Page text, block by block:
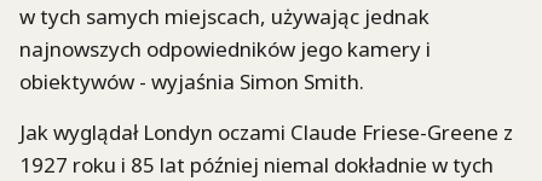
w tych samych miejscach, używając jednak
najnowszych odpowiedników jego kamery i
obiektywów - wyjaśnia Simon Smith.
Jak wyglądał Londyn oczami Claude Friese-Greene z
1927 roku i 85 lat później niemal dokładnie w tych